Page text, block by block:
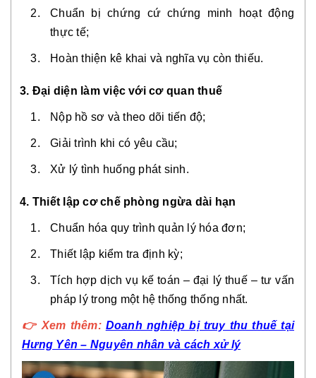
Chuẩn bị chứng cứ chứng minh hoạt động
thực tế;
Hoàn thiện kê khai và nghĩa vụ còn thiếu.
3. Đại diện làm việc với cơ quan thuế
Nộp hồ sơ và theo dõi tiến độ;
Giải trình khi có yêu cầu;
Xử lý tình huống phát sinh.
4. Thiết lập cơ chế phòng ngừa dài hạn
Chuẩn hóa quy trình quản lý hóa đơn;
Thiết lập kiểm tra định kỳ;
Tích hợp dịch vụ kế toán – đại lý thuế – tư vấn
pháp lý trong một hệ thống thống nhất.
👉 Xem thêm: Doanh nghiệp bị truy thu thuế tại
Hưng Yên – Nguyên nhân và cách xử lý